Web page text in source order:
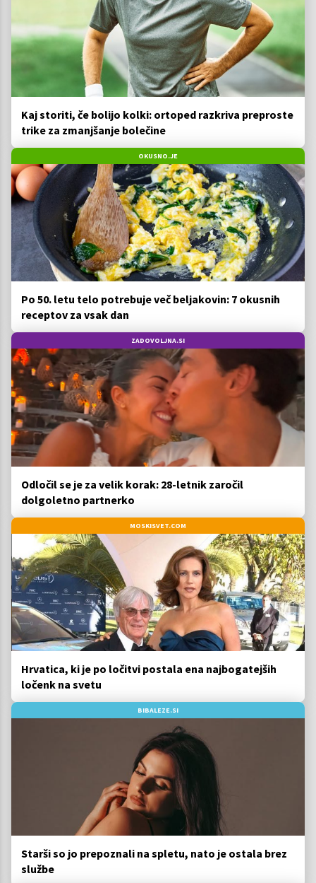
Kaj storiti, če bolijo kolki: ortoped razkriva preproste
trike za zmanjšanje bolečine
OKUSNO.JE
Po 50. letu telo potrebuje več beljakovin: 7 okusnih
receptov za vsak dan
ZADOVOLJNA.SI
Odločil se je za velik korak: 28-letnik zaročil
dolgoletno partnerko
MOSKISVET.COM
Hrvatica, ki je po ločitvi postala ena najbogatejših
ločenk na svetu
BIBALEZE.SI
Starši so jo prepoznali na spletu, nato je ostala brez
službe